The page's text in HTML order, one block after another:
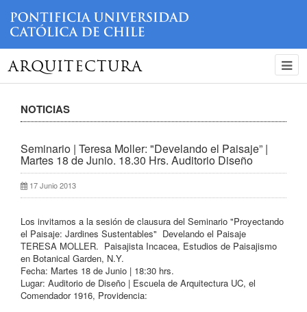
ARQUITECTURA
NOTICIAS
Seminario | Teresa Moller: "Develando el Paisaje” |
Martes 18 de Junio. 18.30 Hrs. Auditorio Diseño
17 Junio 2013
Los invitamos a la sesión de clausura del Seminario "Proyectando
el Paisaje: Jardines Sustentables" Develando el Paisaje
TERESA MOLLER. Paisajista Incacea, Estudios de Paisajismo
en Botanical Garden, N.Y.
Fecha: Martes 18 de Junio | 18:30 hrs.
Lugar: Auditorio de Diseño | Escuela de Arquitectura UC, el
Comendador 1916, Providencia: